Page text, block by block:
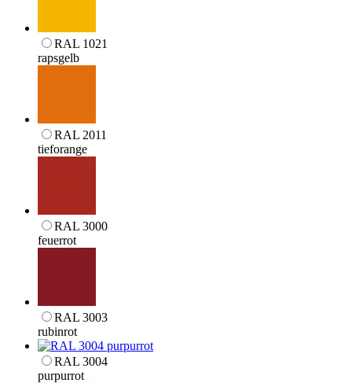
RAL 1021
rapsgelb
RAL 2011
tieforange
RAL 3000
feuerrot
RAL 3003
rubinrot
RAL 3004
purpurrot